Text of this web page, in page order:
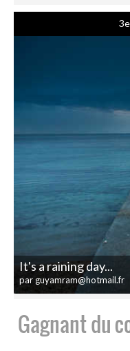
It's a raining day...
par guyamram@hotmail.fr
Gagnant du